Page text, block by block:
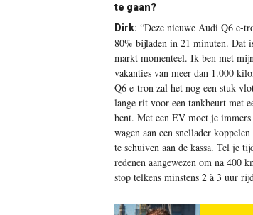
te gaan?
Dirk: “Deze nieuwe Audi Q6 e-
80% bijladen in 21 minuten. Dat
markt momenteel. Ik ben met
vakanties van meer dan 1.000
Q6 e-tron zal het nog een stuk
lange rit voor een tankbeurt met
bent. Met een EV moet je
wagen aan een snellader
te schuiven aan de kassa. Tel je
redenen aangewezen om na 400
stop telkens minstens 2 à 3 uur